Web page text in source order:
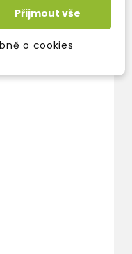
Přijmout vše
o cookies